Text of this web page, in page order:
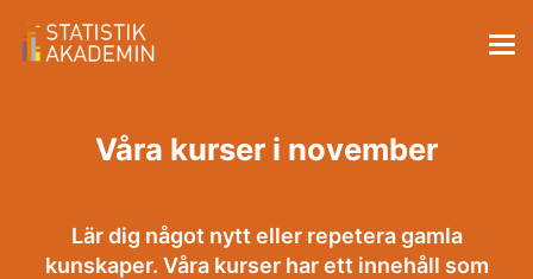
Våra kurser i november
Lär dig något nytt eller repetera gamla
kunskaper. Våra kurser har ett innehåll som